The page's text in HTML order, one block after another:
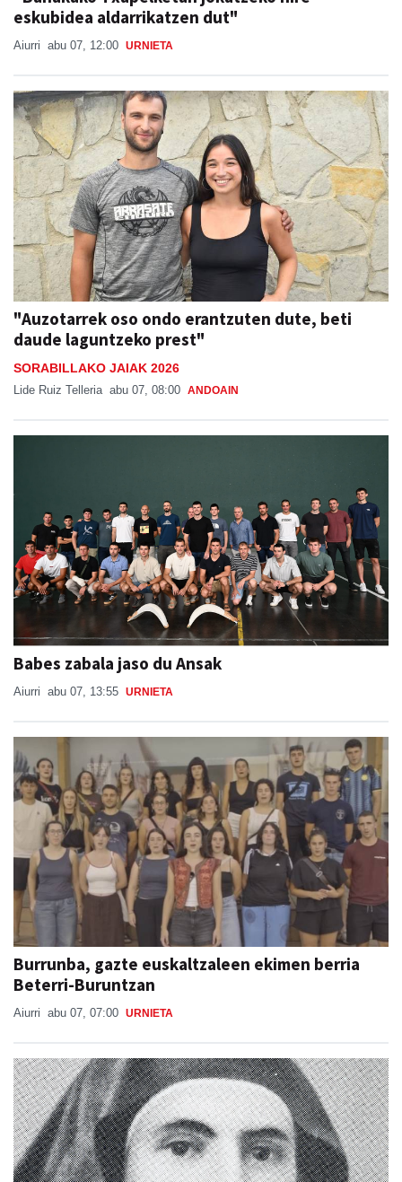
eskubidea aldarrikatzen dut"
Aiurri abu 07, 12:00 URNIETA
"Auzotarrek oso ondo erantzuten dute, beti
daude laguntzeko prest"
SORABILLAKO JAIAK 2026
Lide Ruiz Telleria abu 07, 08:00 ANDOAIN
Babes zabala jaso du Ansak
Aiurri abu 07, 13:55 URNIETA
Burrunba, gazte euskaltzaleen ekimen berria
Beterri-Buruntzan
Aiurri abu 07, 07:00 URNIETA